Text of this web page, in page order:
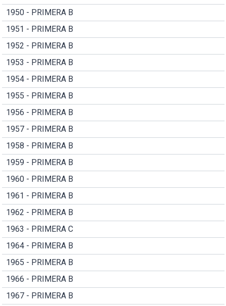
1950 - PRIMERA B
1951 - PRIMERA B
1952 - PRIMERA B
1953 - PRIMERA B
1954 - PRIMERA B
1955 - PRIMERA B
1956 - PRIMERA B
1957 - PRIMERA B
1958 - PRIMERA B
1959 - PRIMERA B
1960 - PRIMERA B
1961 - PRIMERA B
1962 - PRIMERA B
1963 - PRIMERA C
1964 - PRIMERA B
1965 - PRIMERA B
1966 - PRIMERA B
1967 - PRIMERA B